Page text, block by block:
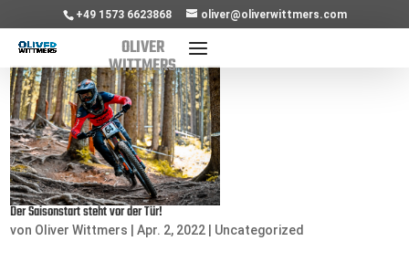
+49 1573 6623868 oliver@oliverwittmers.com
Der Saisonstart steht vor der Tür!
von Oliver Wittmers |Apr. 2, 2022 Uncategorized